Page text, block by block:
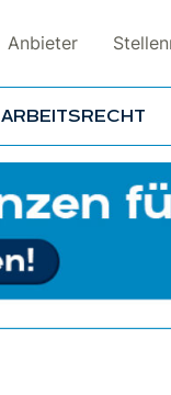
Anbieter
ARBEITSRECHT
Suchen